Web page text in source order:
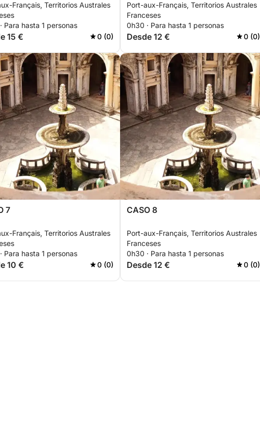
Français, Territorios Australes
Para hasta 1 personas
15 € 0 (0)
Port-aux-Français, Territorios Australes
Franceses
0h30 · Para hasta 1 personas
Desde 12 € 0 (0)
7
Français, Territorios Australes
Para hasta 1 personas
10 € 0 (0)
CASO 8
Port-aux-Français, Territorios Australes
Franceses
0h30 · Para hasta 1 personas
Desde 12 € 0 (0)